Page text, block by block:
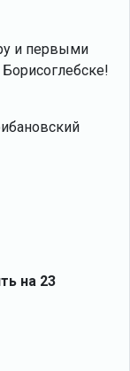
и первыми
на 23